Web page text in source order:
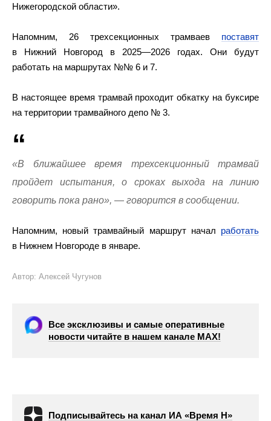
Нижегородской области».
Напомним, 26 трехсекционных трамваев поставят
в Нижний Новгород в 2025—2026 годах. Они будут
работать на маршрутах №№ 6 и 7.
В настоящее время трамвай проходит обкатку на буксире
на территории трамвайного депо № 3.
«В ближайшее время трехсекционный трамвай
пройдет испытания, о сроках выхода на линию
говорить пока рано», — говорится в сообщении.
Напомним, новый трамвайный маршрут начал работать
в Нижнем Новгороде в январе.
Автор: Алексей Чугунов
Все эксклюзивы и самые оперативные
новости читайте в нашем канале МАХ!
Подписывайтесь на канал ИА «Время Н»